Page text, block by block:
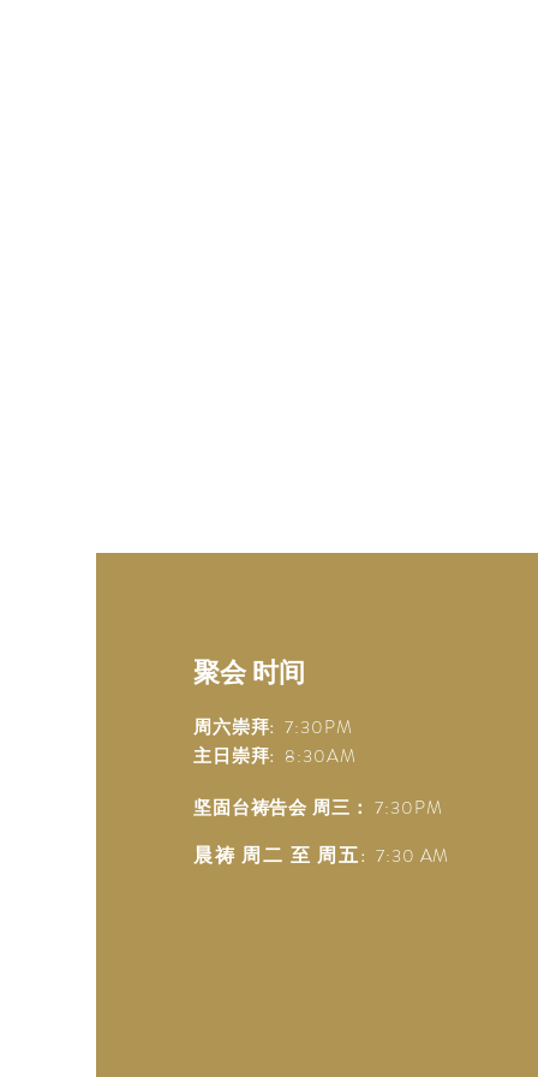
聚会 时间
周六崇拜:7:30PM
主日崇拜: 8:30AM
坚固台祷告会 周三： 7:30PM
晨祷 周二 至 周五: 7:30 AM